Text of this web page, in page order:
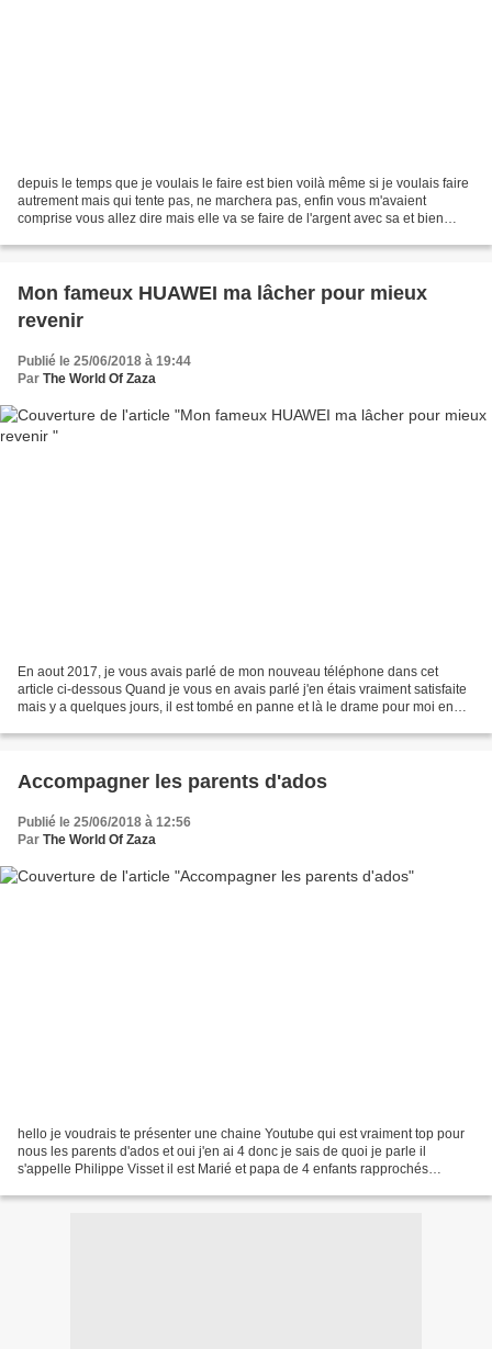
depuis le temps que je voulais le faire est bien voilà même si je voulais faire
autrement mais qui tente pas, ne marchera pas, enfin vous m'avaient
comprise vous allez dire mais elle va se faire de l'argent avec sa et bien
Mon fameux HUAWEI ma lâcher pour mieux
revenir
Publié le 25/06/2018 à 19:44
Par The World Of Zaza
En aout 2017, je vous avais parlé de mon nouveau téléphone dans cet
article ci-dessous Quand je vous en avais parlé j'en étais vraiment satisfaite
mais y a quelques jours, il est tombé en panne et là le drame pour moi en
Accompagner les parents d'ados
Publié le 25/06/2018 à 12:56
Par The World Of Zaza
hello je voudrais te présenter une chaine Youtube qui est vraiment top pour
nous les parents d'ados et oui j'en ai 4 donc je sais de quoi je parle il
s'appelle Philippe Visset il est Marié et papa de 4 enfants rapprochés